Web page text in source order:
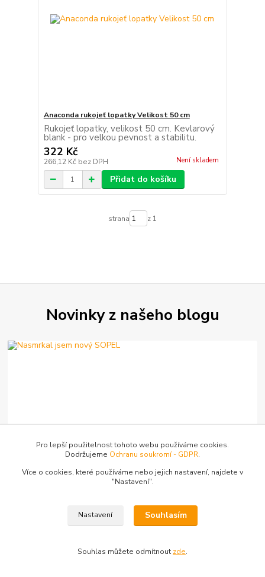
Anaconda rukojeť lopatky Velikost 50 cm
Rukojeť lopatky, velikost 50 cm. Kevlarový
blank - pro velkou pevnost a stabilitu.
322 Kč
266,12 Kč bez DPH Není skladem
Přidat do košíku
strana z 1
Novinky z našeho blogu
05.2026 Lov na splávek
Nasmrkal jsem nový SOPEL
číst celé
Pro lepší použitelnost tohoto webu používáme cookies.
Dodržujeme Ochranu soukromí - GDPR.
Více o cookies, které používáme nebo jejich nastavení, najdete v
"Nastavení".
Nastavení Souhlasím
Souhlas můžete odmítnout zde.